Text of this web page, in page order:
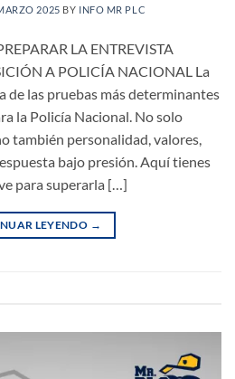
2025 BY INFO MR PLC
LA ENTREVISTA
A POLICÍA NACIONAL La
de las pruebas más determinantes
la Policía Nacional. No solo
también personalidad, valores,
bajo presión. Aquí tienes
para superarla […]
LEYENDO →